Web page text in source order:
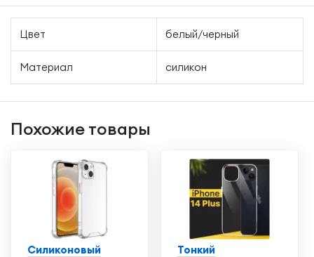
Цвет белый/черный
Материал силикон
Похожие товары
Силиконовый
Тонкий